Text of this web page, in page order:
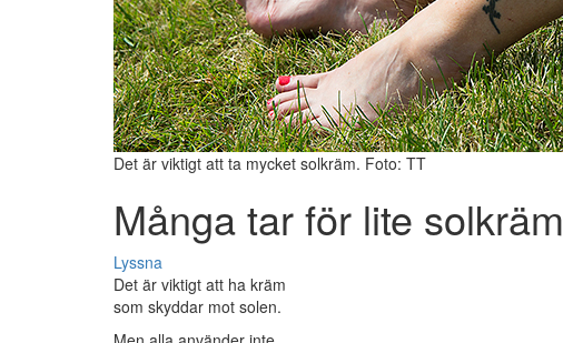
Det är viktigt att ta mycket solkräm. Foto: TT
Många tar för lite solkräm
Lyssna
Det är viktigt att ha kräm
som skyddar mot solen.